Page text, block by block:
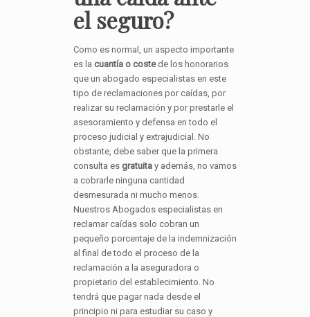
el seguro?
Como es normal, un aspecto importante
es la cuantía o costede los honorarios
que un abogado especialistas en este
tipo de reclamaciones por caídas, por
realizar su reclamación y por prestarle el
asesoramiento y defensa en todo el
proceso judicial y extrajudicial. No
obstante, debe saber que la primera
consulta es gratuitay además, no vamos
a cobrarle ninguna cantidad
desmesurada ni mucho menos.
Nuestros Abogados especialistas en
reclamar caídas solo cobran un
pequeño porcentaje de la indemnización
al final de todo el proceso de la
reclamación a la aseguradora o
propietario del establecimiento. No
tendrá que pagar nada desde el
principio ni para estudiar su caso y